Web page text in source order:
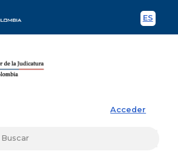
ES
Acceder